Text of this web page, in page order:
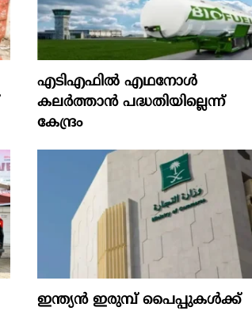
എടിഎഫില്‍ എഥനോള്‍
കലര്‍ത്താന്‍ പദ്ധതിയില്ലെന്ന്
കേന്ദ്രം
ഇന്ത്യൻ ഇരുമ്പ് പൈപ്പുകൾക്ക്